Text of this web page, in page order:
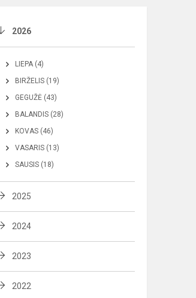
2026
LIEPA (4)
BIRŽELIS (19)
GEGUŽĖ (43)
BALANDIS (28)
KOVAS (46)
VASARIS (13)
SAUSIS (18)
2025
2024
2023
2022